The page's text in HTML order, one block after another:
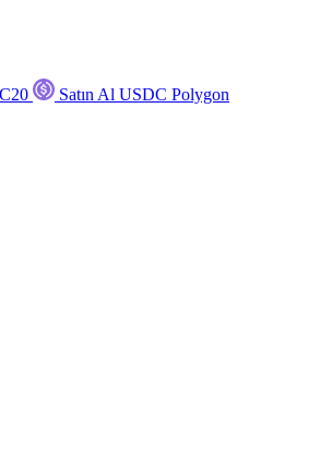
Satın Al USDC Polygon